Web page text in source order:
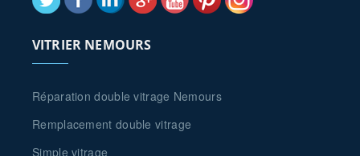
VITRIER NEMOURS
Réparation double vitrage Nemours
Remplacement double vitrage
Simple vitrage